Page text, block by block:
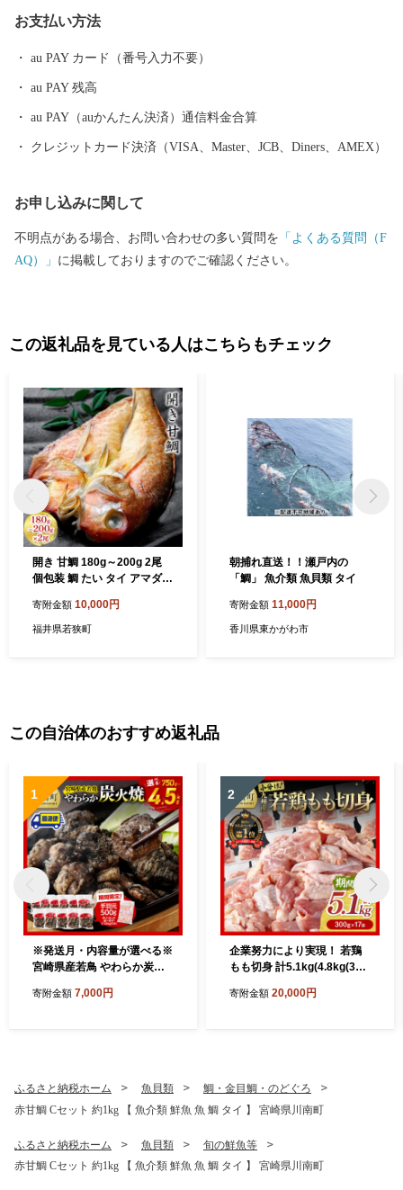
お支払い方法
au PAY カード（番号入力不要）
au PAY 残高
au PAY（auかんたん決済）通信料金合算
クレジットカード決済（VISA、Master、JCB、Diners、AMEX）
お申し込みに関して
不明点がある場合、お問い合わせの多い質問を 「よくある質問（F
AQ）」 に掲載しておりますのでご確認ください。
この返礼品を見ている人はこちらもチェック
開き 甘鯛 180g～200g 2尾
個包装 鯛 たい タイ アマダイ
魚の開き 焼き魚 焼魚 干物 ひ
もの 京料理 おかず 福井 福井
寄附金額 10,000円
福井県若狭町
朝捕れ直送！！瀬戸内の
「鯛」 魚介類 魚貝類 タイ
寄附金額 11,000円
香川県東かがわ市
この自治体のおすすめ返礼品
1
※発送月・内容量が選べる※
宮崎県産若鳥 やわらか炭火
み手羽元500gあり・なしが
寄附金額 7,000円
2
企業努力により実現！ 若鶏
もも切身 計5.1kg(4.8kg(300
産 鶏肉 肉 とり もも肉 モモ
寄附金額 20,000円
ふるさと納税ホーム 魚貝類
鯛・金目鯛・のどぐろ
赤甘鯛 Cセット 約1kg 【 魚介類 鮮魚 魚 鯛 タイ 】 宮崎県川南町
ふるさと納税ホーム 魚貝類
旬の鮮魚等
赤甘鯛 Cセット 約1kg 【 魚介類 鮮魚 魚 鯛 タイ 】 宮崎県川南町